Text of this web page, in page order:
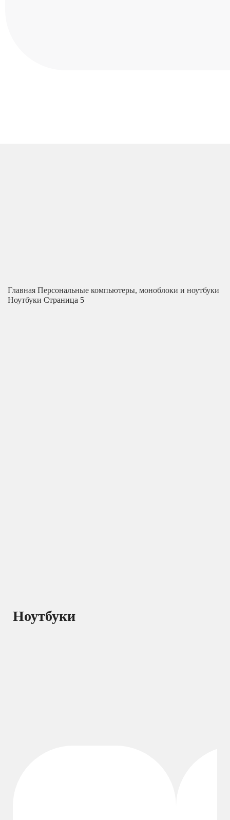
Главная Персональные компьютеры, моноблоки и ноутбуки
Ноутбуки Страница 5
Ноутбуки